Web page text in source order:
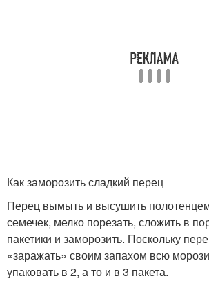
Как заморозить сладкий перец
Перец вымыть и высушить
семечек, мелко порезать, сложить в
пакетики и заморозить. Поскольку
«заражать» своим запахом всю
упаковать в 2, а то и в 3 пакета.